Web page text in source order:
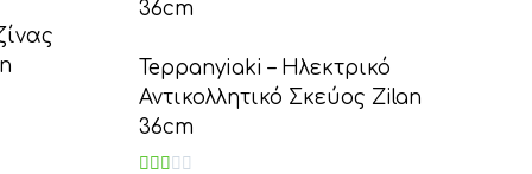
Teppanyiaki – Ηλεκτρικό
Αντικολλητικό Σκεύος Zilan
36cm